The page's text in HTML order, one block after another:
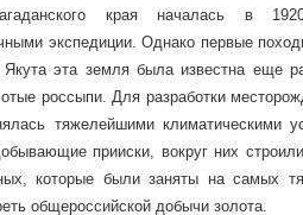
края началась в
экспедиции. Однако первые
эта земля была известна еще
россыпи. Для разработки
тяжелейшими климатическими
прииски, вокруг них
которые были заняты на самых
общероссийской добычи золота.